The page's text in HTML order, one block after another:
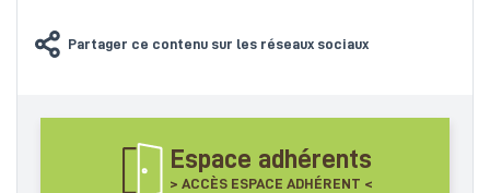
Partager ce contenu sur les réseaux sociaux
Espace adhérents
> ACCÈS ESPACE ADHÉRENT <